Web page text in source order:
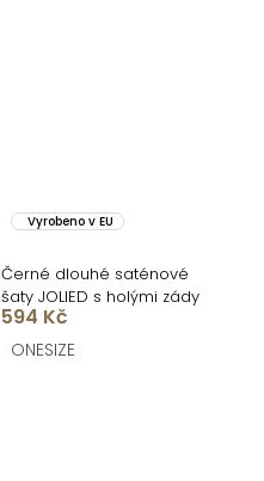
Vyrobeno v EU
Černé dlouhé saténové
šaty JOLIED s holými zády
594 Kč
ONESIZE